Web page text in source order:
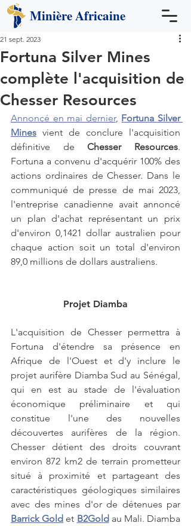
MinièreAfricaine
Fortuna Silver Mines
complète l'acquisition de
Chesser Resources
21 sept. 2023
Annoncé en mai dernier, Fortuna Silver
Mines vient de conclure l'acquisition
définitive de Chesser Resources.
Fortuna a convenu d'acquérir 100% des
actions ordinaires de Chesser. Dans le
communiqué de presse de mai 2023,
l'entreprise canadienne avait annoncé
un plan d'achat représentant un prix
d'environ 0,1421 dollar australien pour
chaque action soit un total d'environ
89,0 millions de dollars australiens.
Projet Diamba
L'acquisition de Chesser permettra à
Fortuna d'étendre sa présence en
Afrique de l'Ouest et d'y inclure le
projet aurifère Diamba Sud au Sénégal,
qui en est au stade de l'évaluation
économique préliminaire et qui
constitue l'une des nouvelles
découvertes aurifères de la région.
Chesser détient des droits couvrant
environ 872 km2 de terrain prometteur
situé à proximité et partageant des
caractéristiques géologiques similaires
Barrick Gold et B2Gold au Mali. Diamba